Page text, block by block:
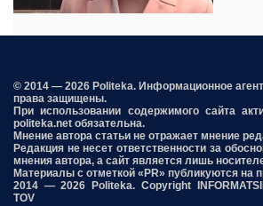
© 2014 — 2026 Politeka. Информационное
права защищены.
При использовании содержимого сайта
politeka.net обязательна.
Мнение автора статьи не отражает мнение
Редакция не несет ответственности за
мнения автора, а сайт является лишь
Материалы с отметкой «PR» публикуются на
2014 — 2026 Politeka. Copyright
TOV